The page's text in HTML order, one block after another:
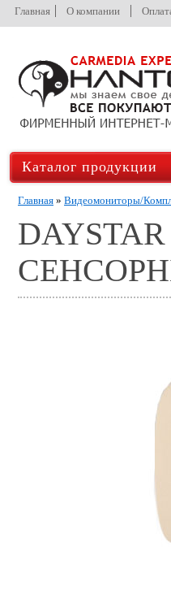
Главная О компании
Каталог продукции
Главная » Видеомониторы/